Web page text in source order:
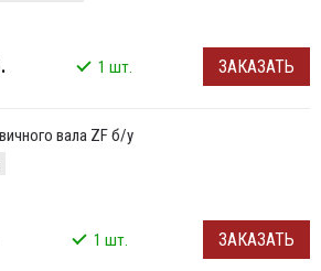
1 шт. ЗАКАЗАТЬ
вала ZF б/у
1 шт. ЗАКАЗАТЬ